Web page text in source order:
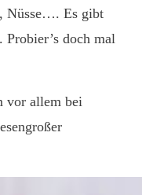
Nüsse…. Es gibt
doch mal
vor allem bei